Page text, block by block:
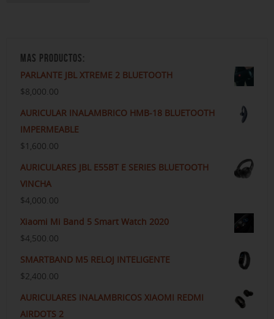
MAS PRODUCTOS:
PARLANTE JBL XTREME 2 BLUETOOTH
$8,000.00
AURICULAR INALAMBRICO HMB-18 BLUETOOTH
IMPERMEABLE
$1,600.00
AURICULARES JBL E55BT E SERIES BLUETOOTH
VINCHA
$4,000.00
Xiaomi Mi Band 5 Smart Watch 2020
$4,500.00
SMARTBAND M5 RELOJ INTELIGENTE
$2,400.00
AURICULARES INALAMBRICOS XIAOMI REDMI
AIRDOTS 2